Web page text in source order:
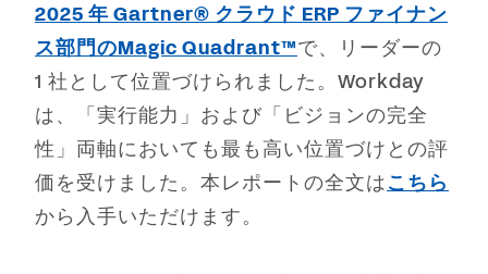
2025 年 Gartner® クラウド ERP ファイナン
ス部門のMagic Quadrant™で、リーダーの
1 社として位置づけられました。Workday
は、「実行能力」および「ビジョンの完全
性」両軸においても最も高い位置づけとの評
価を受けました。本レポートの全文はこちら
から入手いただけます。